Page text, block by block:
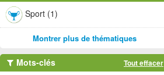
Sport (1)
Montrer plus de thématiques
Mots-clés Tout effacer